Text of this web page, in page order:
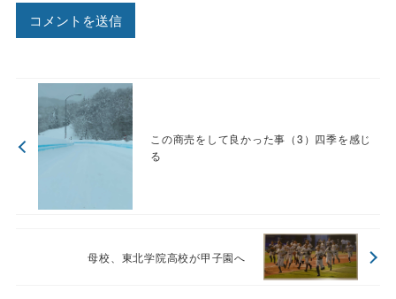
この商売をして良かった事（3）四季を感じ
る
母校、東北学院高校が甲子園へ